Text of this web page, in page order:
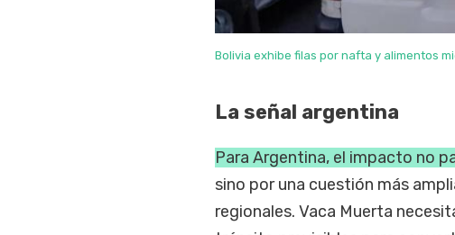
Bolivia exhibe filas por nafta y alimentos
La señal argentina
Para Argentina, el impacto no
sino por una cuestión más
regionales. Vaca Muerta